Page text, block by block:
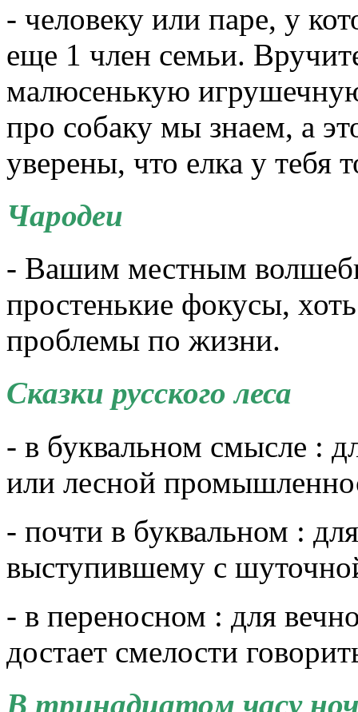
- человеку или паре, у
еще 1 член семьи.
малюсенькую
про собаку мы знаем, а
уверены, что елка у тебя
Чародеи
- Вашим местным
простенькие фокусы,
проблемы по жизни.
Сказки русского леса
- в буквальном смысле :
или лесной
- почти в буквальном :
выступившему с
- в переносном : для
достает смелости
В тринадцатом часу